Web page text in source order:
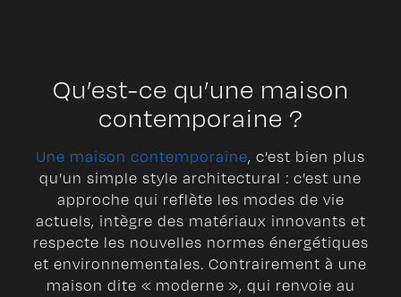
Qu’est-ce qu’une maison
contemporaine ?
Une maison contemporaine, c’est bien plus
qu’un simple style architectural : c’est une
approche qui reflète les modes de vie
actuels, intègre des matériaux innovants et
respecte les nouvelles normes énergétiques
et environnementales. Contrairement à une
maison dite « moderne », qui renvoie au